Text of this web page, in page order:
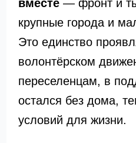
вместе— фронт и
крупные города и
Это единство
волонтёрском
переселенцам, в
остался без дома,
условий для жизни.